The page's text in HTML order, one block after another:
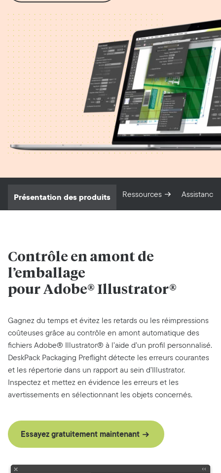
Présentation des produits Ressources Assistance
Contrôle en amont de
l’emballage
pour Adobe® Illustrator®
Gagnez du temps et évitez les retards ou les réimpressions
coûteuses grâce au contrôle en amont automatique des
fichiers Adobe® Illustrator® à l’aide d’un profil personnalisé.
DeskPack Packaging Preflight détecte les erreurs courantes
et les répertorie dans un rapport au sein d’Illustrator.
Inspectez et mettez en évidence les erreurs et les
avertissements en sélectionnant les objets concernés.
Essayez gratuitement maintenant